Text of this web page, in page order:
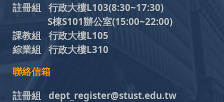
註冊組 行政大樓L103(8:30~17:30)
S棟S101辦公室(15:00~22:00)
課教組 行政大樓L105
綜業組 行政大樓L310
聯絡信箱
註冊組 dept_register@stust.edu.tw